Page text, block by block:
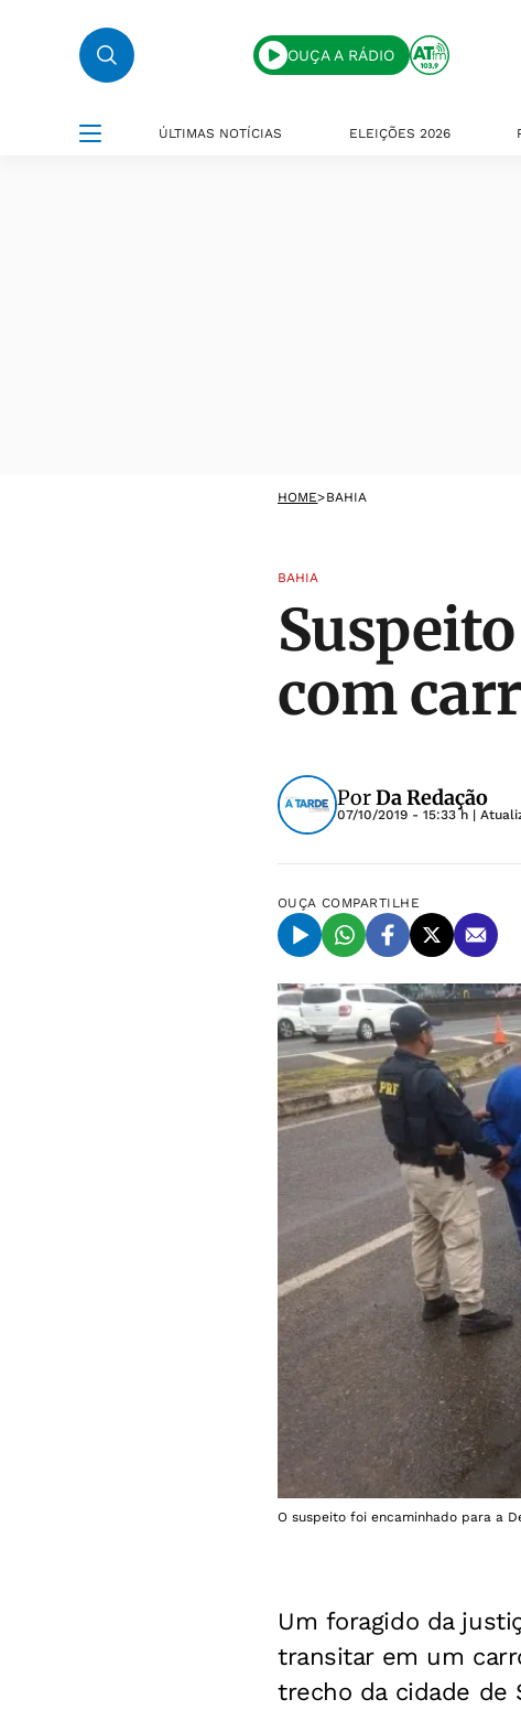
OUÇA A RÁDIO
ÚLTIMAS NOTÍCIAS ELEIÇÕES 2026
HOME>BAHIA
BAHIA
com
PorDa Redação
07/10/2019 - 15:33 h |
OUÇA COMPARTILHE
O suspeito foi encaminhado para a
Um foragido da
transitar em um
trecho da cidade de